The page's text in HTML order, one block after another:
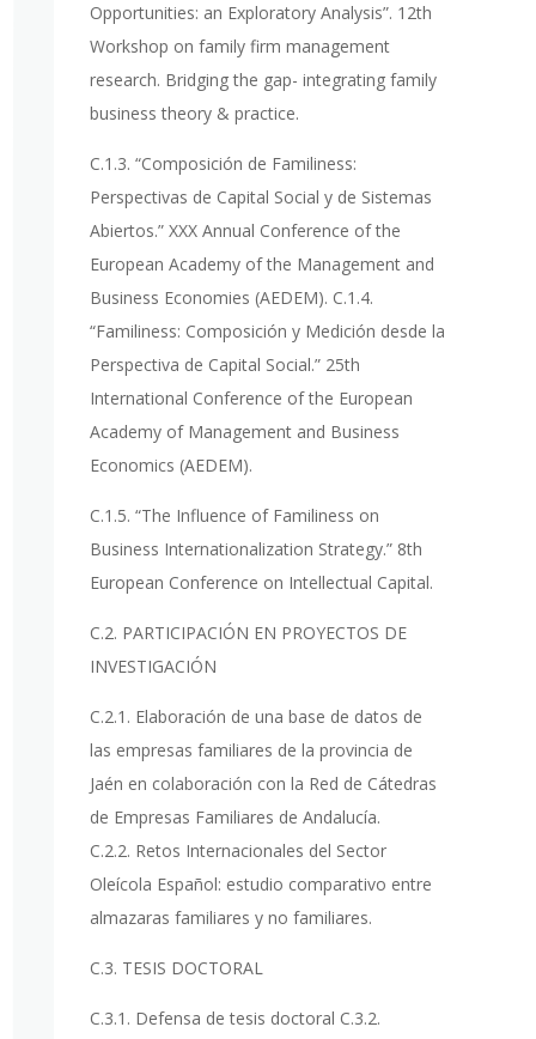
Opportunities: an Exploratory Analysis”. 12th
Workshop on family firm management
research. Bridging the gap- integrating family
business theory & practice.
C.1.3. “Composición de Familiness:
Perspectivas de Capital Social y de Sistemas
Abiertos.” XXX Annual Conference of the
European Academy of the Management and
Business Economies (AEDEM). C.1.4.
“Familiness: Composición y Medición desde la
Perspectiva de Capital Social.” 25th
International Conference of the European
Academy of Management and Business
Economics (AEDEM).
C.1.5. “The Influence of Familiness on
Business Internationalization Strategy.” 8th
European Conference on Intellectual Capital.
C.2. PARTICIPACIÓN EN PROYECTOS DE
INVESTIGACIÓN
C.2.1. Elaboración de una base de datos de
las empresas familiares de la provincia de
Jaén en colaboración con la Red de Cátedras
de Empresas Familiares de Andalucía.
C.2.2. Retos Internacionales del Sector
Oleícola Español: estudio comparativo entre
almazaras familiares y no familiares.
C.3. TESIS DOCTORAL
C.3.1. Defensa de tesis doctoral C.3.2.